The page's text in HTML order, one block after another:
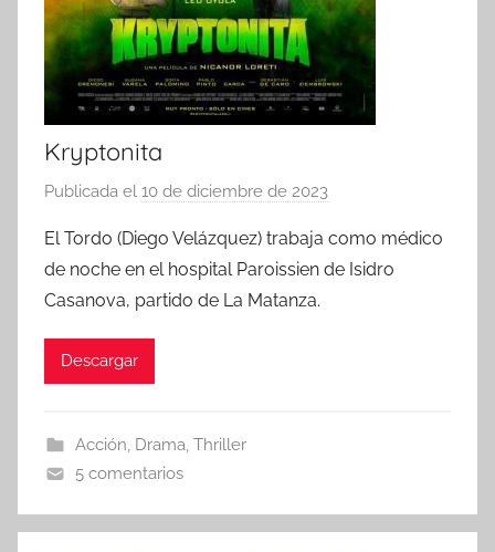
Kryptonita
Publicada el 10 de diciembre de 2023
r
El Tordo (Diego Velázquez) trabaja como médico
de noche en el hospital Paroissien de Isidro
Casanova, partido de La Matanza.
Descargar
Acción, Drama, Thriller
5 comentarios